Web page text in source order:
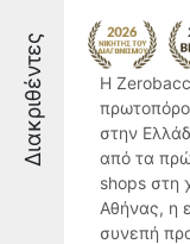
Διακριθέντες
Η
στην
από τα
shops στη
Αθήνας, η
συνεπή